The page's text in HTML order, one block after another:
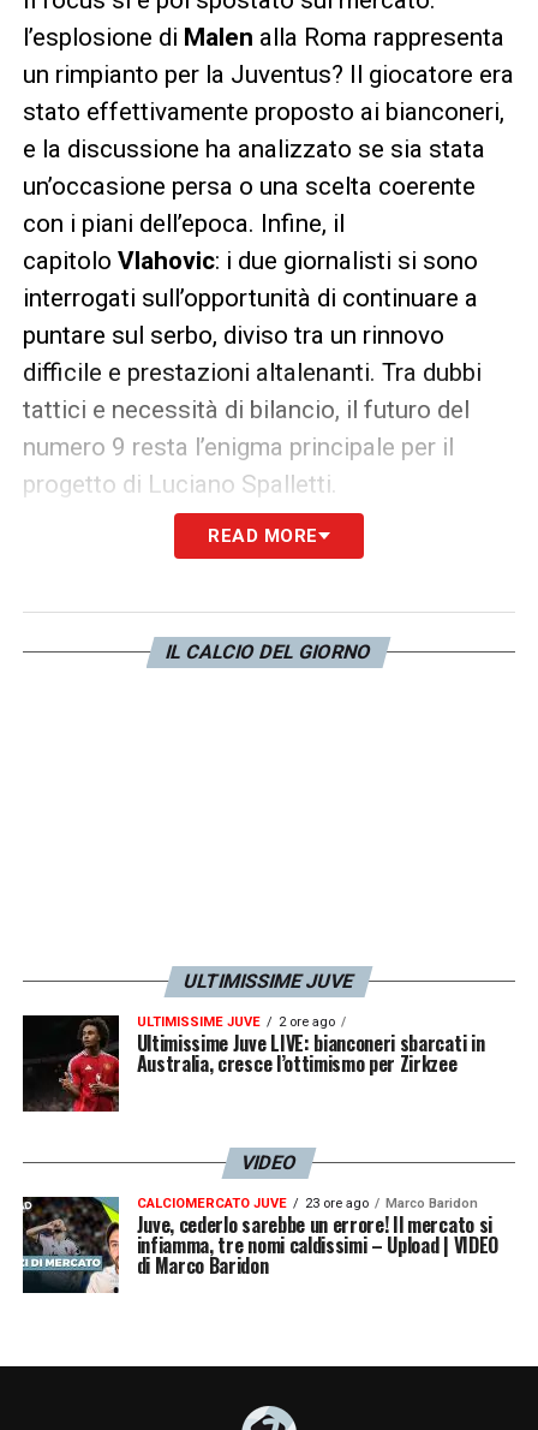
l’esplosione di Malen alla Roma rappresenta
un rimpianto per la Juventus? Il giocatore era
stato effettivamente proposto ai bianconeri,
e la discussione ha analizzato se sia stata
un’occasione persa o una scelta coerente
con i piani dell’epoca. Infine, il
capitolo Vlahovic: i due giornalisti si sono
interrogati sull’opportunità di continuare a
puntare sul serbo, diviso tra un rinnovo
difficile e prestazioni altalenanti. Tra dubbi
tattici e necessità di bilancio, il futuro del
numero 9 resta l’enigma principale per il
progetto di Luciano Spalletti.
Ultimissime Juve LIVE: le principali notizie
READ MORE
IL CALCIO DEL GIORNO
ULTIMISSIME JUVE
ULTIMISSIME JUVE 2 ore ago
Ultimissime Juve LIVE: bianconeri sbarcati in
Australia, cresce l’ottimismo per Zirkzee
VIDEO
CALCIOMERCATO JUVE 23 ore ago Marco Baridon
Juve, cederlo sarebbe un errore! Il mercato si
infiamma, tre nomi caldissimi – Upload | VIDEO
di Marco Baridon